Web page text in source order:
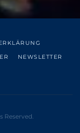
NEWSLETTER
Reserved.